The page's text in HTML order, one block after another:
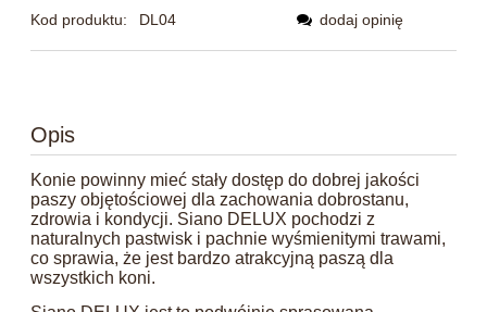
Kod produktu:
DL04
dodaj opinię
Opis
Konie powinny mieć stały dostęp do dobrej jakości
paszy objętościowej dla zachowania dobrostanu,
zdrowia i kondycji. Siano DELUX pochodzi z
naturalnych pastwisk i pachnie wyśmienitymi trawami,
co sprawia, że jest bardzo atrakcyjną paszą dla
wszystkich koni.